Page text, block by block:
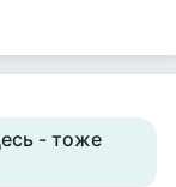
- тоже